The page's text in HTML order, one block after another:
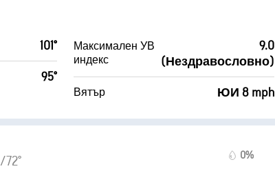
101°
95°
Максимален УВ
индекс
9.0
(Нездравословно)
Вятър ЮИ 8 mph
/72° 0%